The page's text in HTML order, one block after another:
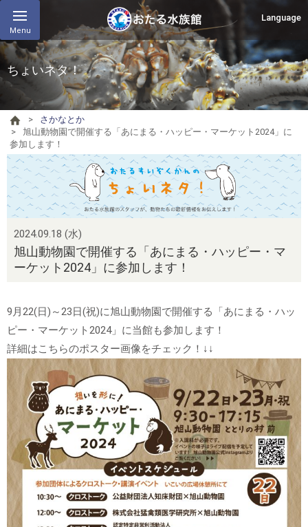
Menu
Language
ちょいネタ！
さかなとか
旭山動物園で開催する「あにまる・ハッピー・マーケット2024」に
参加します！
2024.09.18 (水)
旭山動物園で開催する「あにまる・ハッピー・マ
ーケット2024」に参加します！
9月22(日)～23日(祝)に旭山動物園で開催する「あにまる・ハッ
ピー・マーケット2024」に当館も参加します！
詳細はこちらのポスター画像をチェック！↓↓